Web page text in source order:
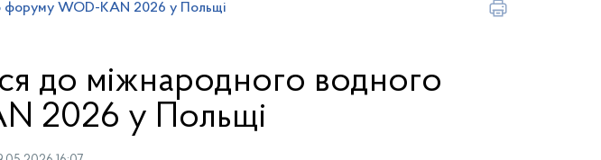
форуму WOD-KAN 2026 у Польщі
до міжнародного водного
2026 у Польщі